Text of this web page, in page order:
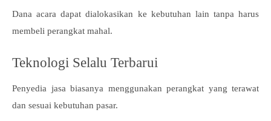
Dana acara dapat dialokasikan ke kebutuhan lain tanpa harus
membeli perangkat mahal.
Teknologi Selalu Terbarui
Penyedia jasa biasanya menggunakan perangkat yang terawat
dan sesuai kebutuhan pasar.